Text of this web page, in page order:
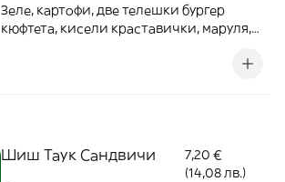
Зеле, картофи, две телешки бургер
кюфтета, кисели краставички, маруля,
Шиш Таук Сандвичи
7,20 €
(14,08 лв.)